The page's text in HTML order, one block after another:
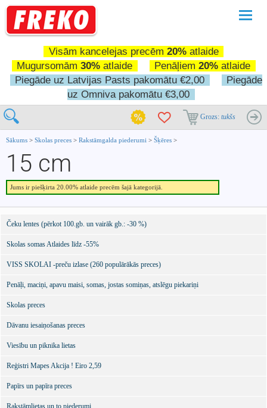
Visām kancelejas precēm 20%atlaide
Mugursomām 30% atlaide Penāļiem 20% atlaide
Piegāde uz Latvijas Pasts pakomātu €2,00
Piegāde
uz Omniva pakomātu €3,00
Grozs: tukšs
Sākums > Skolas preces > Rakstāmgalda piederumi > Šķēres >
15 cm
Jums ir piešķirta 20.00% atlaide precēm šajā kategorijā.
Čeku lentes (pērkot 100.gb. un vairāk gb.: -30 %)
Skolas somas Atlaides līdz -55%
VISS SKOLAI -preču izlase (260 populārākās preces)
Penāļi, maciņi, apavu maisi, somas, jostas somiņas, atslēgu piekariņi
Skolas preces
Dāvanu iesaiņošanas preces
Viesību un piknika lietas
Reģistri Mapes Akcija ! Eiro 2,59
Papīrs un papīra preces
Rakstāmlietas un to piederumi